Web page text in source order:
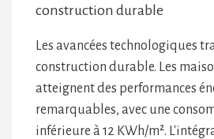
construction durable
Les avancées technologiques
construction durable. Les
atteignent des performances
remarquables, avec une
inférieure à 12 KWh/m².